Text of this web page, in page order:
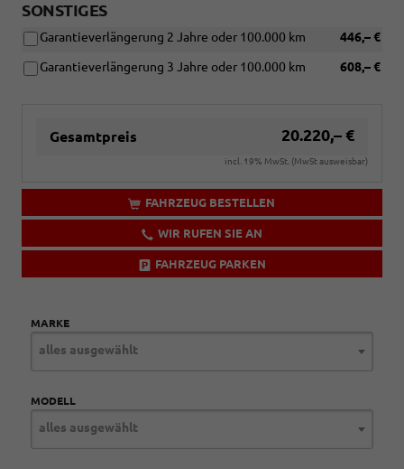
SONSTIGES
446,– €
Garantieverlängerung 2 Jahre oder 100.000 km
608,– €
Garantieverlängerung 3 Jahre oder 100.000 km
Gesamtpreis 20.220,– €
incl. 19% MwSt. (MwSt ausweisbar)
FAHRZEUG BESTELLEN
WIR RUFEN SIE AN
FAHRZEUG PARKEN
MARKE
alles ausgewählt
MODELL
alles ausgewählt